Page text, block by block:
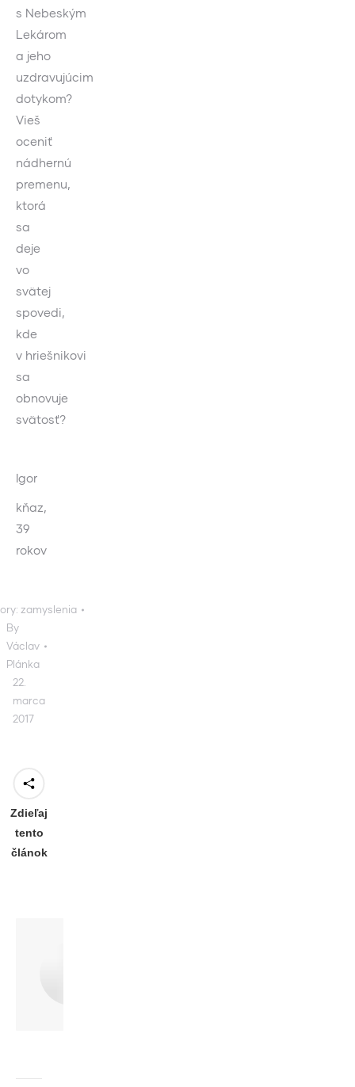
s Nebeským
Lekárom
a jeho
uzdravujúcim
dotykom?
Vieš
oceniť
nádhernú
premenu,
ktorá
sa
deje
vo
svätej
spovedi,
kde
v hriešnikovi
sa
obnovuje
svätosť?
Igor
kňaz,
39
rokov
zamyslenia
By
Václav
Plánka
22.
marca
2017
Zdieľaj
tento
článok